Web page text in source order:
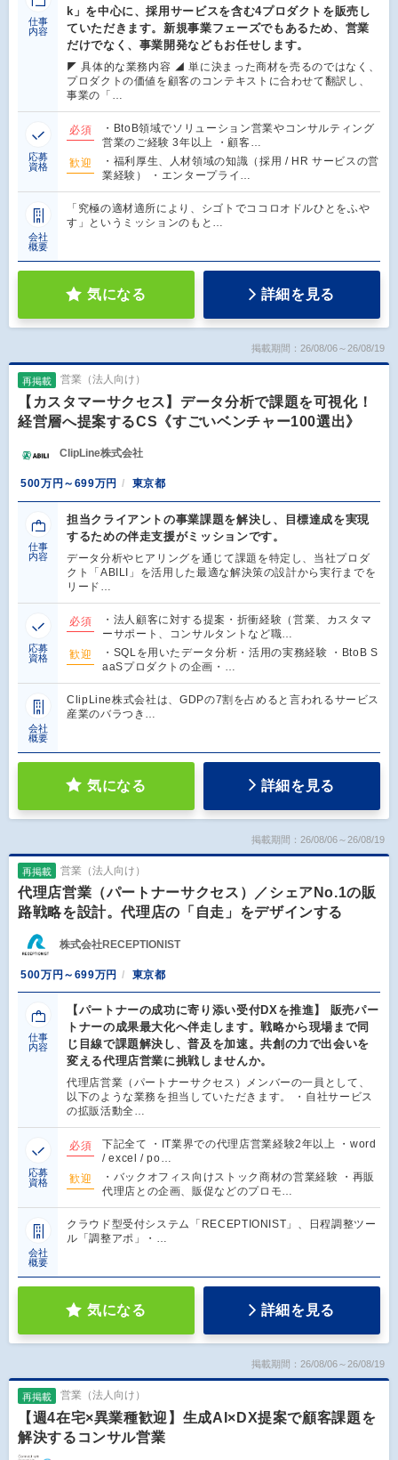
仕事
内容
k」を中心に、採用サービスを含む4プロダクトを販売し
ていただきます。新規事業フェーズでもあるため、営業
だけでなく、事業開発などもお任せします。
◤ 具体的な業務内容 ◢ 単に決まった商材を売るのではなく、
プロダクトの価値を顧客のコンテキストに合わせて翻訳し、
事業の「…
応募
資格
必須
・BtoB領域でソリューション営業やコンサルティング
営業のご経験 3年以上 ・顧客…
歓迎
・福利厚生、人材領域の知識（採用 / HR サービスの営
業経験） ・エンタープライ…
会社
概要
「究極の適材適所により、シゴトでココロオドルひとをふや
す」というミッションのもと…
気になる 詳細を見る
掲載期間：26/08/06～26/08/19
再掲載 営業（法人向け）
【カスタマーサクセス】データ分析で課題を可視化！
経営層へ提案するCS《すごいベンチャー100選出》
ClipLine株式会社
500万円～699万円 東京都
仕事
内容
担当クライアントの事業課題を解決し、目標達成を実現
するための伴走支援がミッションです。
データ分析やヒアリングを通じて課題を特定し、当社プロダ
クト「ABILI」を活用した最適な解決策の設計から実行までを
リード…
応募
資格
必須
・法人顧客に対する提案・折衝経験（営業、カスタマ
ーサポート、コンサルタントなど職…
歓迎
・SQLを用いたデータ分析・活用の実務経験 ・BtoB S
aaSプロダクトの企画・…
会社
概要
ClipLine株式会社は、GDPの7割を占めると言われるサービス
産業のバラつき…
気になる 詳細を見る
掲載期間：26/08/06～26/08/19
再掲載 営業（法人向け）
代理店営業（パートナーサクセス）／シェアNo.1の販
路戦略を設計。代理店の「自走」をデザインする
株式会社RECEPTIONIST
500万円～699万円 東京都
仕事
内容
【パートナーの成功に寄り添い受付DXを推進】 販売パー
トナーの成果最大化へ伴走します。戦略から現場まで同
じ目線で課題解決し、普及を加速。共創の力で出会いを
変える代理店営業に挑戦しませんか。
代理店営業（パートナーサクセス）メンバーの一員として、
以下のような業務を担当していただきます。 ・自社サービス
の拡販活動全…
応募
資格
必須
下記全て ・IT業界での代理店営業経験2年以上 ・word
/ excel / po…
歓迎
・バックオフィス向けストック商材の営業経験 ・再販
代理店との企画、販促などのプロモ…
会社
概要
クラウド型受付システム「RECEPTIONIST」、日程調整ツー
ル「調整アポ」・…
気になる 詳細を見る
掲載期間：26/08/06～26/08/19
再掲載 営業（法人向け）
【週4在宅×異業種歓迎】生成AI×DX提案で顧客課題を
解決するコンサル営業